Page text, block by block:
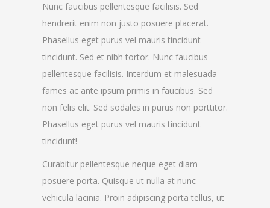
Nunc faucibus pellentesque facilisis. Sed
hendrerit enim non justo posuere placerat.
Phasellus eget purus vel mauris tincidunt
tincidunt. Sed et nibh tortor. Nunc faucibus
pellentesque facilisis. Interdum et malesuada
fames ac ante ipsum primis in faucibus. Sed
non felis elit. Sed sodales in purus non porttitor.
Phasellus eget purus vel mauris tincidunt
tincidunt!
Curabitur pellentesque neque eget diam
posuere porta. Quisque ut nulla at nunc
vehicula lacinia. Proin adipiscing porta tellus, ut